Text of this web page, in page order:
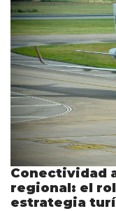
Conectividad
regional: el rol
estrategia